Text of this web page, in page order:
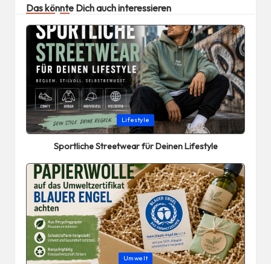
Das könnte Dich auch interessieren
Posted
in
Lifestyle
Sportliche Streetwear für Deinen Lifestyle
Posted
Umwelt